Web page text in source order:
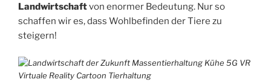
Landwirtschaftvon enormer Bedeutung. Nur so
schaffen wir es, dass Wohlbefinden der Tiere zu
steigern!